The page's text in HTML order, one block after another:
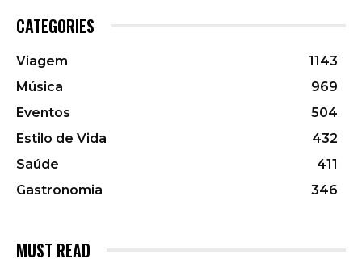
CATEGORIES
Viagem
1143
Música
969
Eventos
504
Estilo de Vida
432
Saúde
411
Gastronomia
346
MUST READ